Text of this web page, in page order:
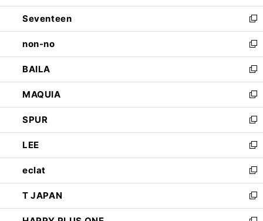
開
く
ウ
で
開
く
ン
ド
ウ
で
開
く
Seventeen
新
し
い
ウ
ィ
ン
ド
ウ
で
開
く
non-no
新
し
い
ウ
ィ
ン
ド
ウ
で
開
く
BAILA
新
し
い
ウ
ィ
ン
ド
ウ
で
開
く
MAQUIA
新
し
い
ウ
ィ
ン
ド
ウ
で
開
SPUR
新
し
い
ウ
ィ
ン
ド
ウ
LEE
新
し
い
ウ
ィ
ン
eclat
新
し
い
ウ
T JAPAN
新
し